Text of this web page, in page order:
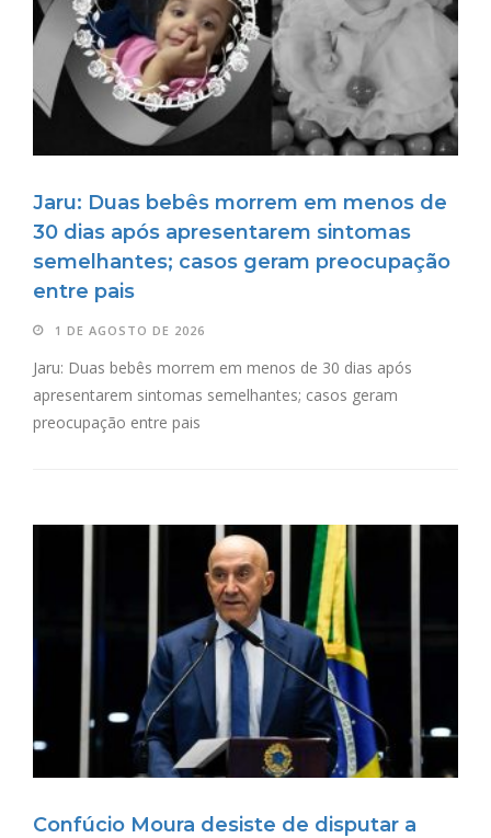
Jaru: Duas bebês morrem em menos de
30 dias após apresentarem sintomas
semelhantes; casos geram preocupação
entre pais
1 DE AGOSTO DE 2026
Jaru: Duas bebês morrem em menos de 30 dias após
apresentarem sintomas semelhantes; casos geram
preocupação entre pais
Confúcio Moura desiste de disputar a